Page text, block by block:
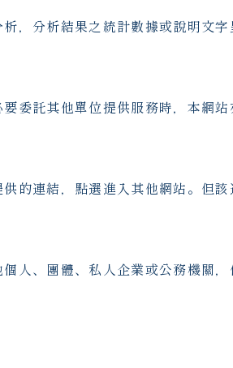
，分析結果之統計數據或說明文
委託其他單位提供服務時，本網
的連結，點選進入其他網站。但
人、團體、私人企業或公務機關，